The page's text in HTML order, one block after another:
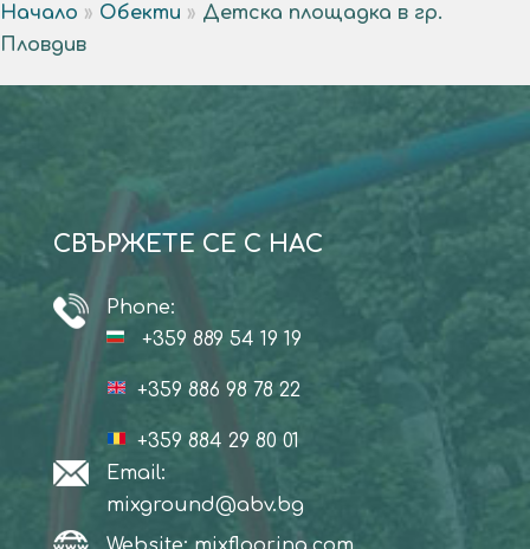
Начало » Обекти » Детска площадка в гр.
Пловдив
СВЪРЖЕТЕ СЕ С НАС
Phone:
+359 889 54 19 19
+359 886 98 78 22
+359 884 29 80 01
Email:
mixground@abv.bg